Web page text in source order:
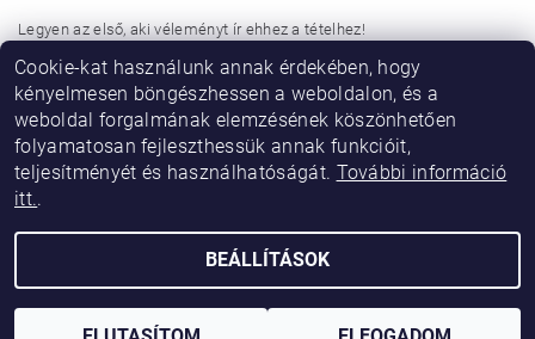
Legyen az első, aki véleményt ír ehhez a tételhez!
Hozzászólás hozzáadása
2026 © Vikibaby, minden jog fenntartva.
Shoptet készítette
Cookie-kat használunk annak érdekében, hogy
kényelmesen böngészhessen a weboldalon, és a
weboldal forgalmának elemzésének köszönhetően
folyamatosan fejleszthessük annak funkcióit,
teljesítményét és használhatóságát. További információ
itt..
BEÁLLÍTÁSOK